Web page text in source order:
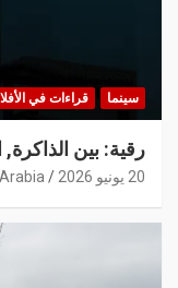
سينما قراءات في
رقية: بين
20 يونيو 2026